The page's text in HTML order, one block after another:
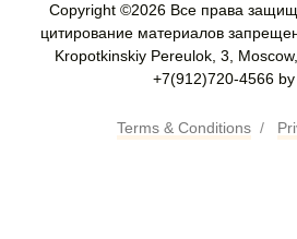
Copyright ©2026 Все права
цитирование материалов
Kropotkinskiy Pereulok, 3,
+7(912)720-4566
Terms & Conditions /